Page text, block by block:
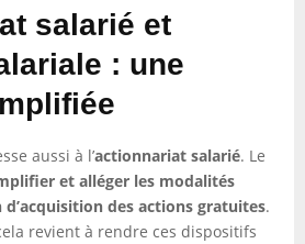
salarié et
: une
aussi à l’actionnariat salarié. Le
et alléger les modalités
des actions gratuites.
revient à rendre ces dispositifs